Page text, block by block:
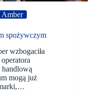
Amber
spożywczym
wzbogaciła
handlową
mogą już